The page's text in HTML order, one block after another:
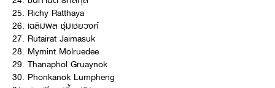
25. Richy Ratthaya
26. เฉลิมพล ชุ่มเชยวงค์
27. Rutairat Jaimasuk
28. Mymint Molruedee
29. Thanaphol Gruaynok
30. Phonkanok Lumpheng